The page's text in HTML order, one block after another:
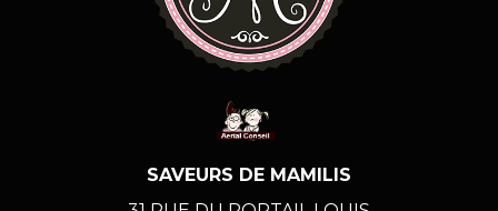
SAVEURS DE MAMILIS